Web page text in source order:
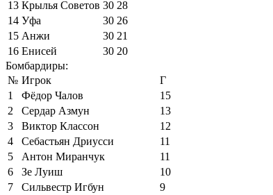
13 Крылья Советов 30 28
14 Уфа 30 26
15 Анжи 30 21
16 Енисей 30 20
Бомбардиры:
№ Игрок
Г
1
Фёдор Чалов
15
2
Сердар Азмун
13
3
Виктор Классон
12
4
Себастьян Дриусси
11
5
Антон Миранчук
11
6
Зе Луиш
10
7
Сильвестр Игбун
9